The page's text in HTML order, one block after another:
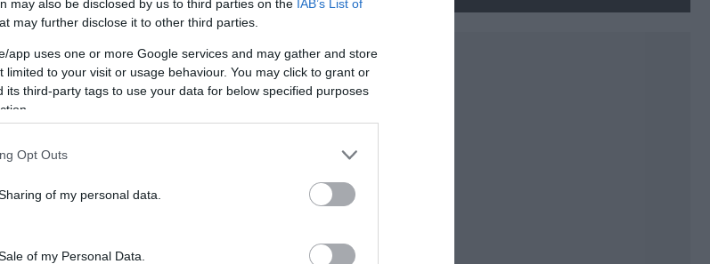
may also be disclosed by us to third parties on the IAB’s List of
may further disclose it to other third parties.
app uses one or more Google services and may gather and store
limited to your visit or usage behaviour. You may click to grant or
its third-party tags to use your data for below specified purposes
Opt Outs
of my personal data.
of my Personal Data.
Λειψίας